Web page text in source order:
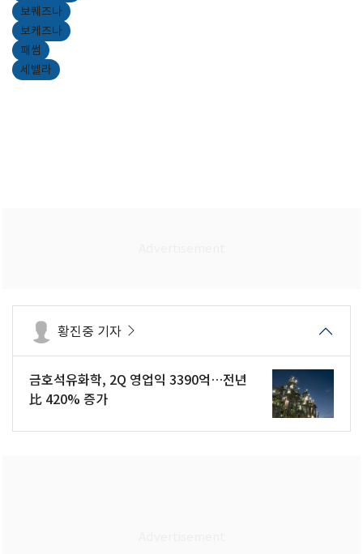
보퀘즈나
보케즈나
패썸
세벨라
황진중 기자
금호석유화학, 2Q 영업익 3390억…전년
比 420% 증가